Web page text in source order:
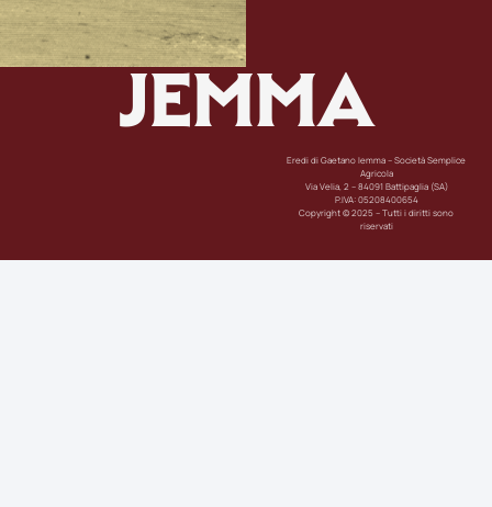
JEMMA
Eredi di Gaetano Iemma – Società Semplice
Agricola
Via Velia, 2 – 84091 Battipaglia (SA)
P.IVA: 05208400654
Copyright © 2025 – Tutti i diritti sono
riservati